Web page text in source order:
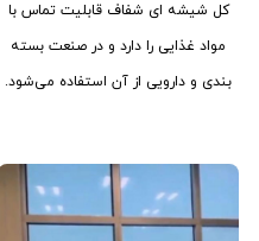
کل شیشه ای شفاف قابلیت تماس با
مواد غذایی را دارد و در صنعت بسته
بندی و دارویی از آن استفاده می‌شود.